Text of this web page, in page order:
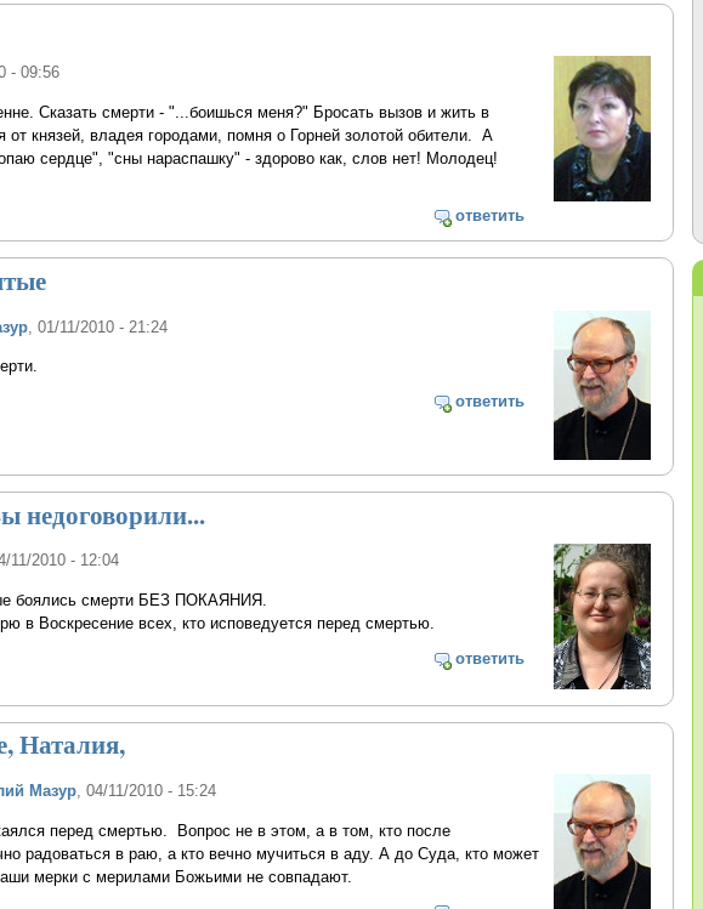
- 09:56
Сказать смерти - "...боишься меня?" Бросать вызов и жить в
от князей, владея городами, помня о Горней золотой обители. А
сердце", "сны нараспашку" - здорово как, слов нет! Молодец!
ответить
, 01/11/2010 - 21:24
ответить
недоговорили...
11/2010 - 12:04
боялись смерти БЕЗ ПОКАЯНИЯ.
в Воскресение всех, кто исповедуется перед смертью.
ответить
Наталия,
Мазур, 04/11/2010 - 15:24
перед смертью. Вопрос не в этом, а в том, кто после
радоваться в раю, а кто вечно мучиться в аду. А до Суда, кто может
мерки с мерилами Божьими не совпадают.